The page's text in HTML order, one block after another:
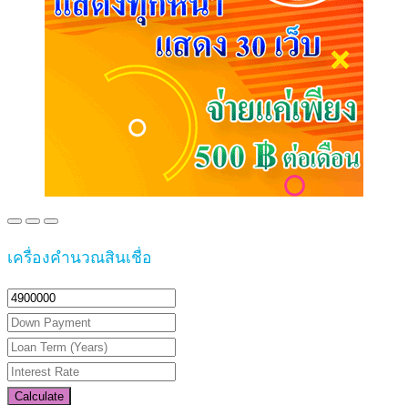
เครื่องคำนวณสินเชื่อ
Calculate